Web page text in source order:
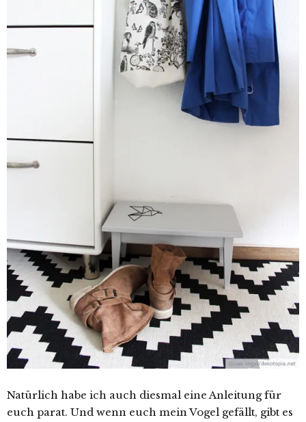
Natürlich habe ich auch diesmal eine Anleitung für
euch parat. Und wenn euch mein Vogel gefällt, gibt es